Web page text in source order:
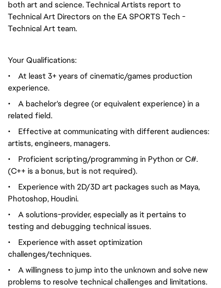
both art and science. Technical Artists report to
Technical Art Directors on the EA SPORTS Tech -
Technical Art team.
Your Qualifications:
•
At least 3+ years of cinematic/games production
experience.
•
A bachelor's degree (or equivalent experience) in a
related field.
•
Effective at communicating with different audiences:
artists, engineers, managers.
•
Proficient scripting/programming in Python or C#.
(C++ is a bonus, but is not required).
•
Experience with 2D/3D art packages such as Maya,
Photoshop, Houdini.
•
A solutions-provider, especially as it pertains to
testing and debugging technical issues.
•
Experience with asset optimization
challenges/techniques.
•
A willingness to jump into the unknown and solve new
problems to resolve technical challenges and limitations.